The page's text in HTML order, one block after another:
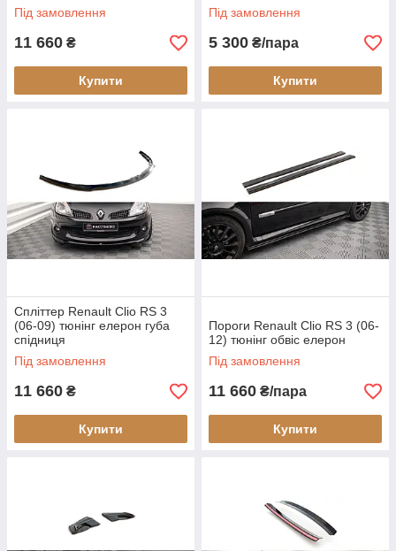
Під замовлення
11 660 ₴
Купити
Під замовлення
5 300 ₴/пара
Купити
Спліттер Renault Clio RS 3
(06-09) тюнінг елерон губа
спідниця
Під замовлення
11 660 ₴
Купити
Пороги Renault Clio RS 3 (06-
12) тюнінг обвіс елерон
Під замовлення
11 660 ₴/пара
Купити